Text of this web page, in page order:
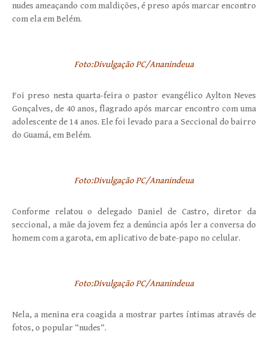
nudes ameaçando com maldições, é preso após marcar encontro
com ela em Belém.
Foto:Divulgação PC/Ananindeua
Foi preso nesta quarta-feira o pastor evangélico Aylton Neves
Gonçalves, de 40 anos, flagrado após marcar encontro com uma
adolescente de 14 anos. Ele foi levado para a Seccional do bairro
do Guamá, em Belém.
Foto:Divulgação PC/Ananindeua
Conforme relatou o delegado Daniel de Castro, diretor da
seccional, a mãe da jovem fez a denúncia após ler a conversa do
homem com a garota, em aplicativo de bate-papo no celular.
Foto:Divulgação PC/Ananindeua
Nela, a menina era coagida a mostrar partes íntimas através de
fotos, o popular “nudes”.